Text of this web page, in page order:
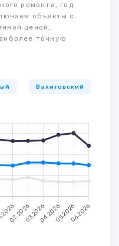
ремонта, год
объекты с
ценой,
точную
Вахитовский